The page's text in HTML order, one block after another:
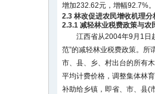
增加232.62元，增幅92.7%。
2.3 林改促进农民增收机理分
2.3.1 减轻林业税费政策与农
江西省从2004年9月1日
范”的减轻林业税费政策。所
市、县、乡、村出台的所有
平均计费价格，调整集体林
补助给乡镇，即省、市、县(